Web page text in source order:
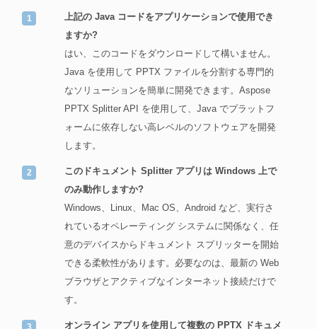
上記の Java コードをアプリケーションで使用でき
ますか?
はい、このコードをダウンロードして構いません。
Java を使用して PPTX ファイルを分割する専門的
なソリューションを簡単に開発できます。Aspose
PPTX Splitter API を使用して、Java でプラットフ
ォームに依存しない高レベルのソフトウェアを開発
します。
このドキュメント Splitter アプリは Windows 上で
のみ動作しますか?
Windows、Linux、Mac OS、Android など、実行さ
れているオペレーティング システムに関係なく、任
意のデバイスからドキュメント スプリッターを開始
できる柔軟性があります。必要なのは、最新の Web
ブラウザとアクティブなインターネット接続だけで
す。
オンライン アプリを使用して複数の PPTX ドキュメ